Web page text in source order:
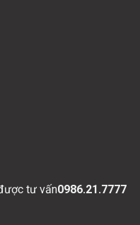
tư vấn0986.21.7777